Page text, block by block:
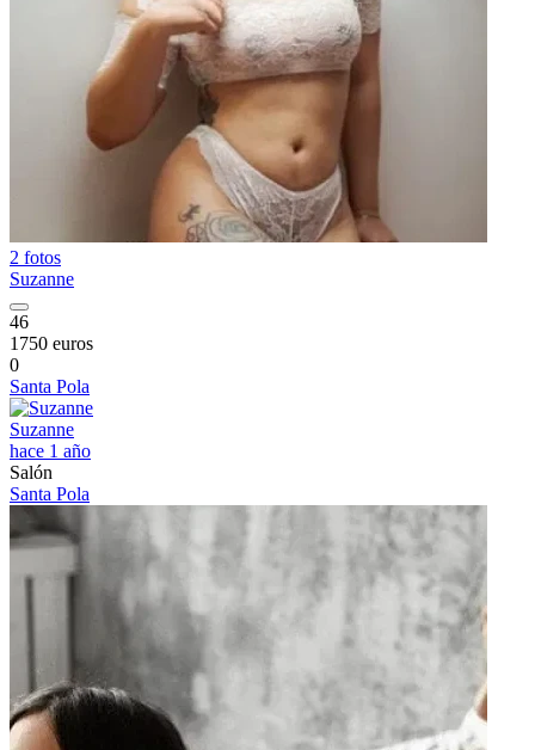
2 fotos
Suzanne
46
1750 euros
0
Santa Pola
Suzanne
hace 1 año
Salón
Santa Pola